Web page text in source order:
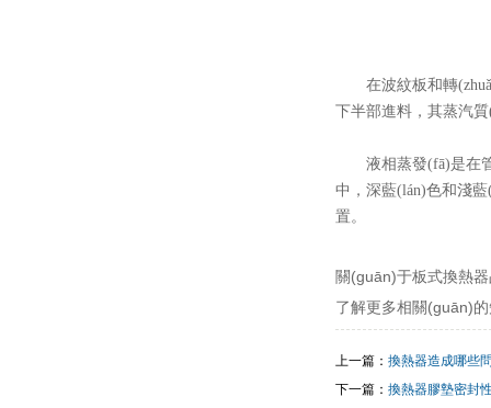
在波紋板和轉
下半部進料，其蒸
液相蒸發(fā)是在管
中，深藍(lán)色和
置。
關(guān)于板式換熱器
了解更多相關(guān)的
上一篇： 換熱器造成哪些
下一篇： 換熱器膠墊密封